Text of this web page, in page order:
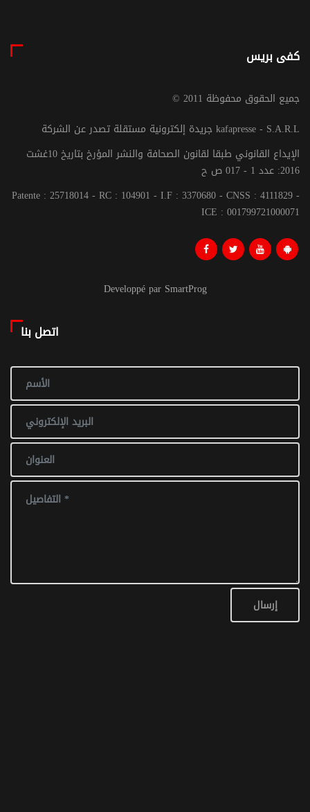
كفى بريس
© جميع الحقوق محفوظة 2011
جريدة إلكترونية مستقلة تصدر عن الشركة kafapresse - S.A.R.L
الإيداع القانوني طبقا لقانون الصحافة والنشر المؤرخ بتاريخ 10غشت
2016: عدد 1 - 017 ص ح
Patente : 25718014 - RC : 104901 - I.F : 3370680 - CNSS : 4111829 -
ICE : 001799721000071
Developpé par SmartProg
اتصل بنا